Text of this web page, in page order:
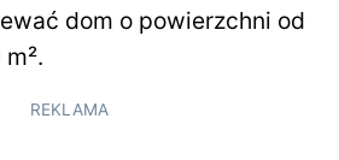
dom o powierzchni od
REKLAMA